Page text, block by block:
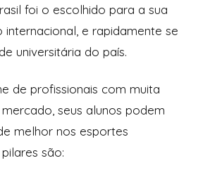
foi o escolhido para a sua
internacional, e rapidamente se
universitária do país.
de profissionais com muita
seus alunos podem
melhor nos esportes
são: